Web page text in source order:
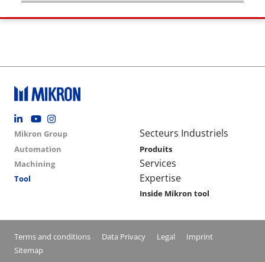
Footer social
Group menu
Mikron Group
Automation
Machining
Tool
Main navigation
Secteurs Industriels
Produits
Services
Expertise
Inside Mikron tool
Conditions footer menu
Terms and conditions Data Privacy Legal
Imprint
Sitemap